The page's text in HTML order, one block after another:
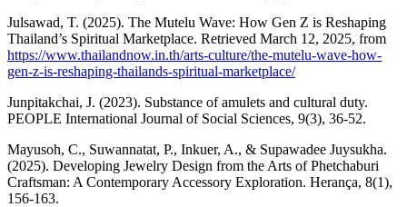
Julsawad, T. (2025). The Mutelu Wave: How Gen Z is Reshaping
Thailand’s Spiritual Marketplace. Retrieved March 12, 2025, from
https://www.thailandnow.in.th/arts-culture/the-mutelu-wave-how-
gen-z-is-reshaping-thailands-spiritual-marketplace/
Junpitakchai, J. (2023). Substance of amulets and cultural duty.
PEOPLE International Journal of Social Sciences, 9(3), 36-52.
Mayusoh, C., Suwannatat, P., Inkuer, A., & Supawadee Juysukha.
(2025). Developing Jewelry Design from the Arts of Phetchaburi
Craftsman: A Contemporary Accessory Exploration. Herança, 8(1),
156-163.